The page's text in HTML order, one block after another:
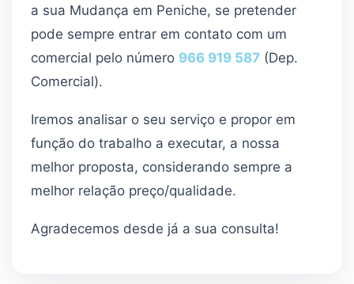
a sua Mudança em Peniche, se pretender
pode sempre entrar em contato com um
comercial pelo número 966 919 587 (Dep.
Comercial).
Iremos analisar o seu serviço e propor em
função do trabalho a executar, a nossa
melhor proposta, considerando sempre a
melhor relação preço/qualidade.
Agradecemos desde já a sua consulta!